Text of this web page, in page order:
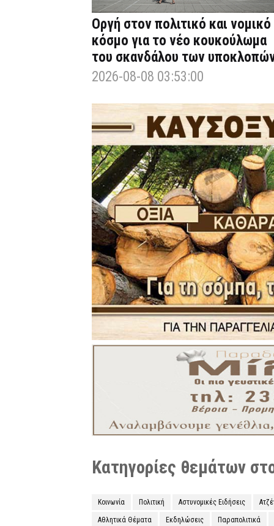
Οργή στον πολιτικό και νομικό
κόσμο για το νέο κουκούλωμα
του σκανδάλου των
2026-08-08 03:53:00
Κατηγορίες θεμάτων
Κοινωνία Πολιτική Αστυνομικές Ειδήσεις
Αθλητικά Θέματα Εκδηλώσεις Παραπολιτικά